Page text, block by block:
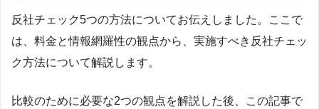
反社チェック5つの方法についてお伝えしました。ここで
は、料金と情報網羅性の観点から、実施すべき反社チェッ
ク方法について解説します。
比較のために必要な2つの観点を解説した後、この記事で